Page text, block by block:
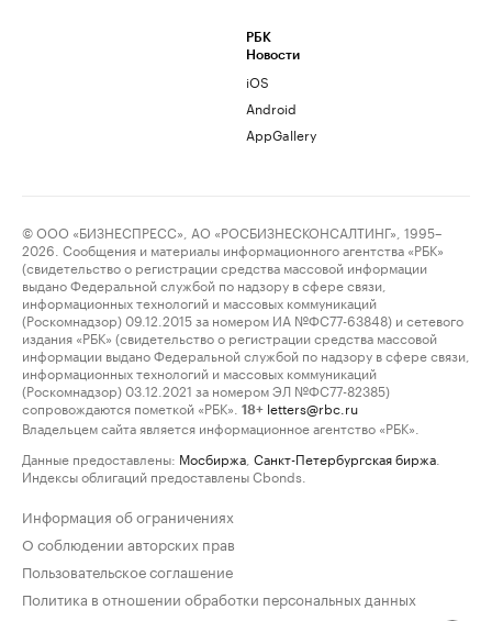
РБК
Новости
iOS
Android
AppGallery
© ООО «БИЗНЕСПРЕСС», АО «РОСБИЗНЕСКОНСАЛТИНГ», 1995–
2026. Сообщения и материалы информационного агентства «РБК»
(свидетельство о регистрации средства массовой информации
выдано Федеральной службой по надзору в сфере связи,
информационных технологий и массовых коммуникаций
(Роскомнадзор) 09.12.2015 за номером ИА №ФС77-63848) и сетевого
издания «РБК» (свидетельство о регистрации средства массовой
информации выдано Федеральной службой по надзору в сфере связи,
информационных технологий и массовых коммуникаций
(Роскомнадзор) 03.12.2021 за номером ЭЛ №ФС77-82385)
сопровождаются пометкой «РБК».
18+ letters@rbc.ru
Владельцем сайта является информационное агентство «РБК».
Данные предоставлены: Мосбиржа Санкт-Петербургская биржа
Индексы облигаций предоставлены Cbonds.
Информация об ограничениях
О соблюдении авторских прав
Пользовательское соглашение
Политика в отношении обработки персональных данных